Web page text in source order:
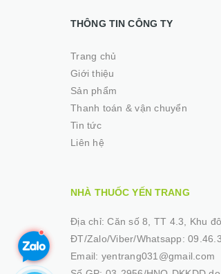
THÔNG TIN CÔNG TY
Trang chủ
Giới thiệu
Sản phẩm
Thanh toán & vận chuyển
Tin tức
Liên hệ
NHÀ THUỐC YẾN TRANG
Địa chỉ:Căn số 8, TT 4.3, Khu
ĐT/Zalo/Viber/Whatsapp:
Email: yentrang031@gmail.com